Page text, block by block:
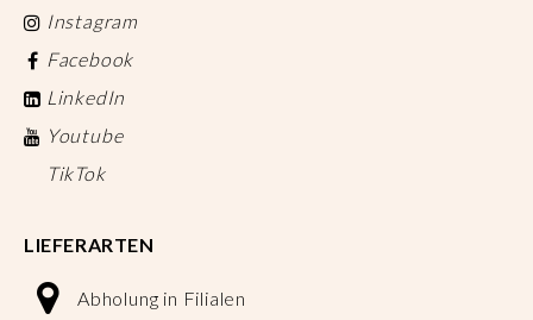
Instagram
Facebook
LinkedIn
Youtube
TikTok
LIEFERARTEN
Abholung in Filialen